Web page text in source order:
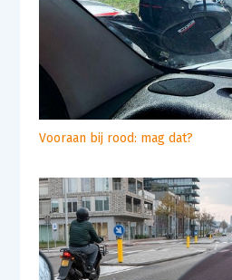
Vooraan bij rood: mag dat?